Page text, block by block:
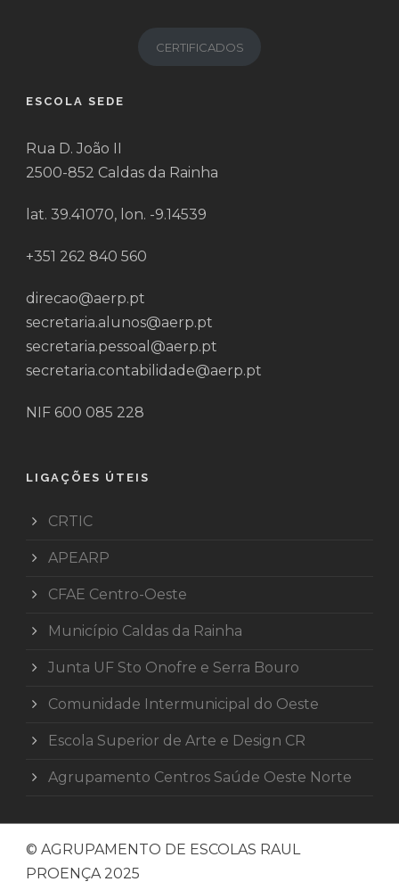
CERTIFICADOS
ESCOLA SEDE
Rua D. João II
2500-852 Caldas da Rainha
lat. 39.41070, lon. -9.14539
+351 262 840 560
direcao@aerp.pt
secretaria.alunos@aerp.pt
secretaria.pessoal@aerp.pt
secretaria.contabilidade@aerp.pt
NIF 600 085 228
LIGAÇÕES ÚTEIS
CRTIC
APEARP
CFAE Centro-Oeste
Município Caldas da Rainha
Junta UF Sto Onofre e Serra Bouro
Comunidade Intermunicipal do Oeste
Escola Superior de Arte e Design CR
Agrupamento Centros Saúde Oeste Norte
© AGRUPAMENTO DE ESCOLAS RAUL
PROENÇA 2025